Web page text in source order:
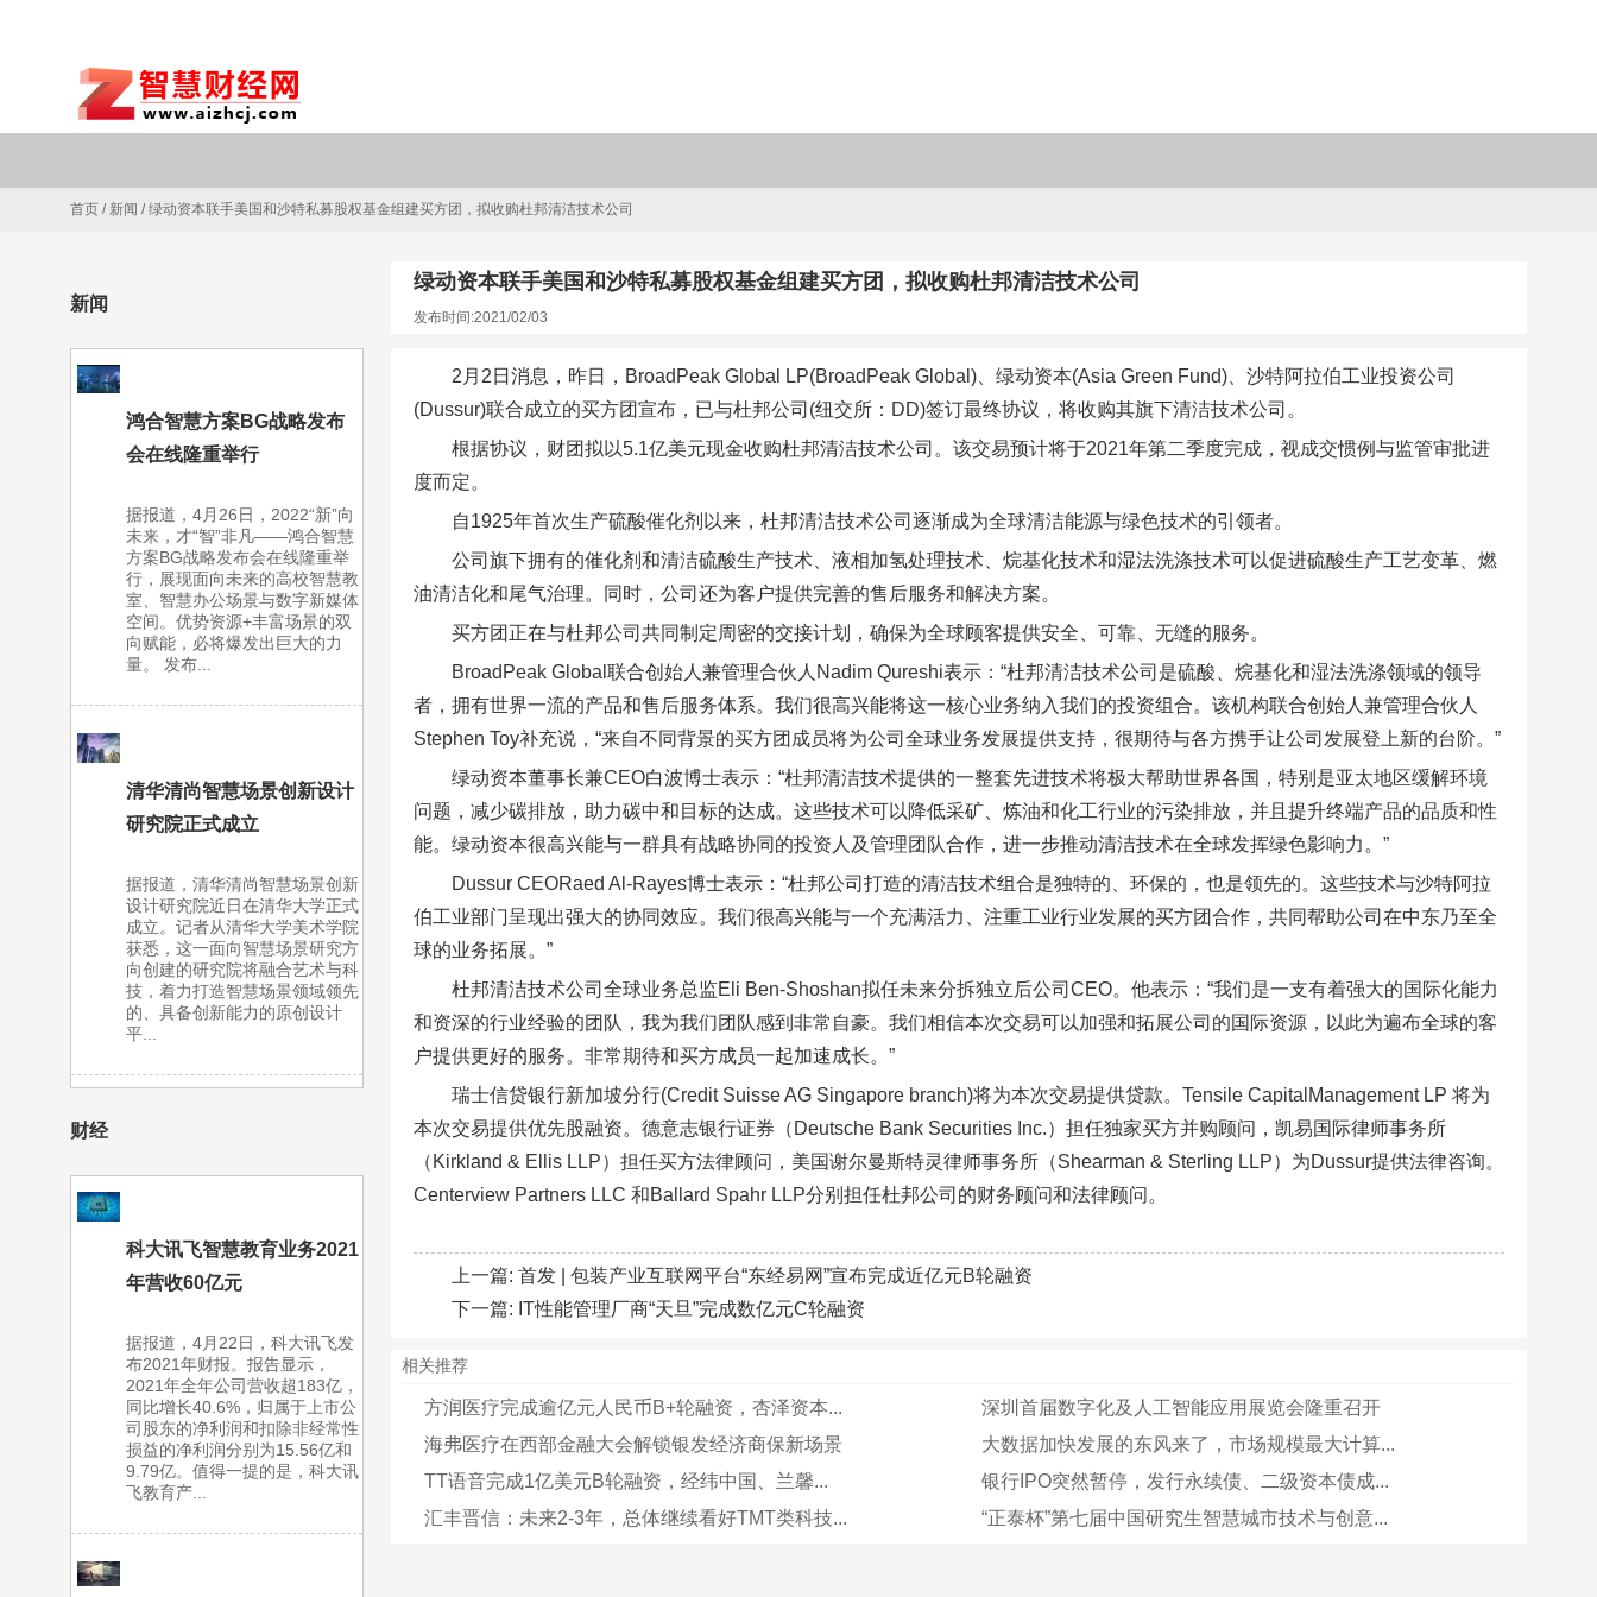
首页 / 新闻 /绿动资本联手美国和沙特私募股权基金组建买方团，拟收购杜邦清洁技术公司
新闻
鸿合智慧方案BG战略发布
会在线隆重举行
据报道，4月26日，2022“新”向
未来，才“智”非凡——鸿合智慧
方案BG战略发布会在线隆重举
行，展现面向未来的高校智慧教
室、智慧办公场景与数字新媒体
空间。优势资源+丰富场景的双
向赋能，必将爆发出巨大的力
量。 发布...
清华清尚智慧场景创新设计
研究院正式成立
据报道，清华清尚智慧场景创新
设计研究院近日在清华大学正式
成立。记者从清华大学美术学院
获悉，这一面向智慧场景研究方
向创建的研究院将融合艺术与科
技，着力打造智慧场景领域领先
的、具备创新能力的原创设计
平...
财经
科大讯飞智慧教育业务2021
年营收60亿元
据报道，4月22日，科大讯飞发
布2021年财报。报告显示，
2021年全年公司营收超183亿，
同比增长40.6%，归属于上市公
司股东的净利润和扣除非经常性
损益的净利润分别为15.56亿和
9.79亿。值得一提的是，科大讯
飞教育产...
绿动资本联手美国和沙特私募股权基金组建买方团，拟收购杜邦清洁技术公司
发布时间:2021/02/03
2月2日消息，昨日，BroadPeak Global LP(BroadPeak Global)、绿动资本(Asia Green Fund)、沙特阿拉伯工业投资公司
(Dussur)联合成立的买方团宣布，已与杜邦公司(纽交所：DD)签订最终协议，将收购其旗下清洁技术公司。
根据协议，财团拟以5.1亿美元现金收购杜邦清洁技术公司。该交易预计将于2021年第二季度完成，视成交惯例与监管审批进
度而定。
自1925年首次生产硫酸催化剂以来，杜邦清洁技术公司逐渐成为全球清洁能源与绿色技术的引领者。
公司旗下拥有的催化剂和清洁硫酸生产技术、液相加氢处理技术、烷基化技术和湿法洗涤技术可以促进硫酸生产工艺变革、燃
油清洁化和尾气治理。同时，公司还为客户提供完善的售后服务和解决方案。
买方团正在与杜邦公司共同制定周密的交接计划，确保为全球顾客提供安全、可靠、无缝的服务。
BroadPeak Global联合创始人兼管理合伙人Nadim Qureshi表示：“杜邦清洁技术公司是硫酸、烷基化和湿法洗涤领域的领导
者，拥有世界一流的产品和售后服务体系。我们很高兴能将这一核心业务纳入我们的投资组合。该机构联合创始人兼管理合伙人
Stephen Toy补充说，“来自不同背景的买方团成员将为公司全球业务发展提供支持，很期待与各方携手让公司发展登上新的台阶。”
绿动资本董事长兼CEO白波博士表示：“杜邦清洁技术提供的一整套先进技术将极大帮助世界各国，特别是亚太地区缓解环境
问题，减少碳排放，助力碳中和目标的达成。这些技术可以降低采矿、炼油和化工行业的污染排放，并且提升终端产品的品质和性
能。绿动资本很高兴能与一群具有战略协同的投资人及管理团队合作，进一步推动清洁技术在全球发挥绿色影响力。”
Dussur CEORaed Al-Rayes博士表示：“杜邦公司打造的清洁技术组合是独特的、环保的，也是领先的。这些技术与沙特阿拉
伯工业部门呈现出强大的协同效应。我们很高兴能与一个充满活力、注重工业行业发展的买方团合作，共同帮助公司在中东乃至全
球的业务拓展。”
杜邦清洁技术公司全球业务总监Eli Ben-Shoshan拟任未来分拆独立后公司CEO。他表示：“我们是一支有着强大的国际化能力
和资深的行业经验的团队，我为我们团队感到非常自豪。我们相信本次交易可以加强和拓展公司的国际资源，以此为遍布全球的客
户提供更好的服务。非常期待和买方成员一起加速成长。”
瑞士信贷银行新加坡分行(Credit Suisse AG Singapore branch)将为本次交易提供贷款。Tensile CapitalManagement LP 将为
本次交易提供优先股融资。德意志银行证券（Deutsche Bank Securities Inc.）担任独家买方并购顾问，凯易国际律师事务所
（Kirkland & Ellis LLP）担任买方法律顾问，美国谢尔曼斯特灵律师事务所（Shearman & Sterling LLP）为Dussur提供法律咨询。
Centerview Partners LLC 和Ballard Spahr LLP分别担任杜邦公司的财务顾问和法律顾问。
上一篇: 首发 | 包装产业互联网平台“东经易网”宣布完成近亿元B轮融资
下一篇: IT性能管理厂商“天旦”完成数亿元C轮融资
相关推荐
方润医疗完成逾亿元人民币B+轮融资，杏泽资本...
深圳首届数字化及人工智能应用展览会隆重召开
海弗医疗在西部金融大会解锁银发经济商保新场景
大数据加快发展的东风来了，市场规模最大计算...
​TT语音完成1亿美元B轮融资，经纬中国、兰馨...
银行IPO突然暂停，发行永续债、二级资本债成...
汇丰晋信：未来2-3年，总体继续看好TMT类科技...
“正泰杯”第七届中国研究生智慧城市技术与创意...